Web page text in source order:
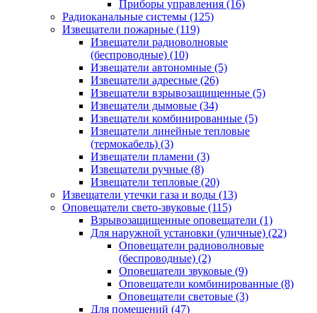
Приборы управления (16)
Радиоканальные системы (125)
Извещатели пожарные (119)
Извещатели радиоволновые
(беспроводные) (10)
Извещатели автономные (5)
Извещатели адресные (26)
Извещатели взрывозащищенные (5)
Извещатели дымовые (34)
Извещатели комбинированные (5)
Извещатели линейные тепловые
(термокабель) (3)
Извещатели пламени (3)
Извещатели ручные (8)
Извещатели тепловые (20)
Извещатели утечки газа и воды (13)
Оповещатели свето-звуковые (115)
Взрывозащищенные оповещатели (1)
Для наружной установки (уличные) (22)
Оповещатели радиоволновые
(беспроводные) (2)
Оповещатели звуковые (9)
Оповещатели комбинированные (8)
Оповещатели световые (3)
Для помещений (47)